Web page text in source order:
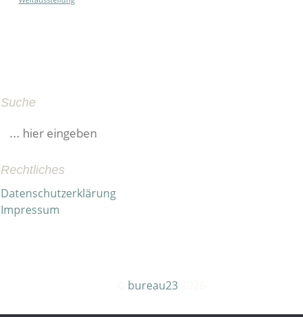
Suche
Suchen
Rechtliches
Datenschutzerklärung
Impressum
bureau23